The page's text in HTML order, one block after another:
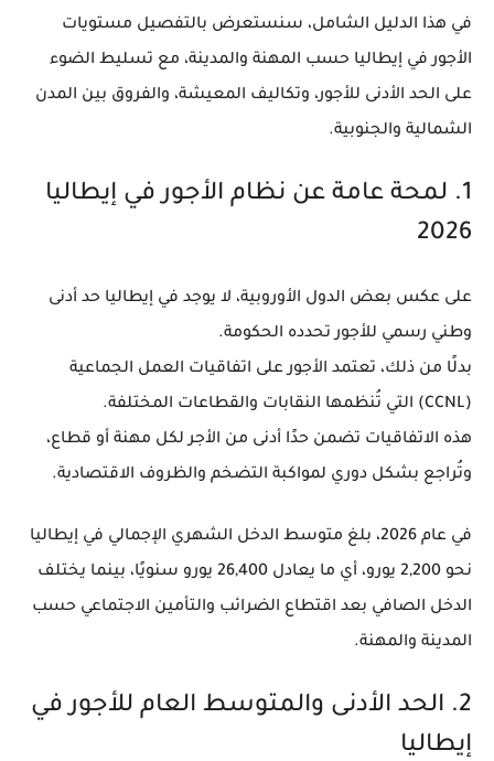
في هذا الدليل الشامل، سنستعرض بالتفصيل مستويات
الأجور في إيطاليا حسب المهنة والمدينة، مع تسليط الضوء
على الحد الأدنى للأجور، وتكاليف المعيشة، والفروق بين المدن
الشمالية والجنوبية.
1. لمحة عامة عن نظام الأجور في إيطاليا
2026
على عكس بعض الدول الأوروبية، لا يوجد في إيطاليا حد أدنى
وطني رسمي للأجور تحدده الحكومة.
بدلًا من ذلك، تعتمد الأجور على اتفاقيات العمل الجماعية
(CCNL)
التي تُنظمها النقابات والقطاعات المختلفة.
هذه الاتفاقيات تضمن حدًا أدنى من الأجر لكل مهنة أو قطاع،
وتُراجع بشكل دوري لمواكبة التضخم والظروف الاقتصادية.
في عام 2026، بلغ متوسط الدخل الشهري الإجمالي في إيطاليا
نحو 2,200 يورو ، أي ما يعادل 26,400 يورو سنويًا
، بينما يختلف
الدخل الصافي بعد اقتطاع الضرائب والتأمين الاجتماعي حسب
المدينة والمهنة.
2. الحد الأدنى والمتوسط العام للأجور في
إيطاليا